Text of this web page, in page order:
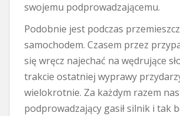
swojemu podprowadzającemu.
Podobnie jest podczas
samochodem. Czasem przez
się wręcz najechać na wędrujące
trakcie ostatniej wyprawy
wielokrotnie. Za każdym razem
podprowadzający gasił silnik i tak